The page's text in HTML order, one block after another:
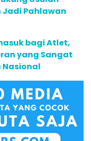
Jadi Pahlawan
bagi Atlet,
yang Sangat
Nasional